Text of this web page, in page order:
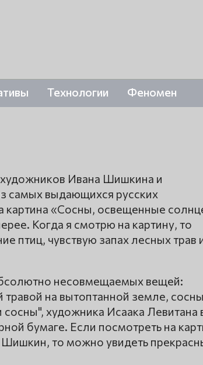
Технологии Феномен
художников Ивана Шишкина и
самых выдающихся русских
«Сосны, освещенные
Когда я смотрю на картину, то
птиц, чувствую запах лесных трав
несовмещаемых вещей:
на вытоптанной земле, сосны
художника Исаака Левитана
бумаге. Если посмотреть на
то можно увидеть